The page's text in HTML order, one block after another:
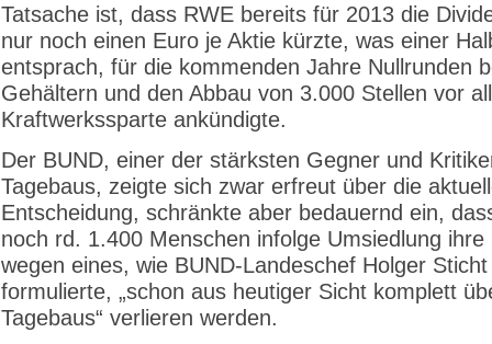
Tatsache ist, dass RWE bereits für 2013 die
nur noch einen Euro je Aktie kürzte, was einer
entsprach, für die kommenden Jahre Nullrunden
Gehältern und den Abbau von 3.000 Stellen vor
Kraftwerkssparte ankündigte.
Der BUND, einer der stärksten Gegner und
Tagebaus, zeigte sich zwar erfreut über die
Entscheidung, schränkte aber bedauernd ein,
noch rd. 1.400 Menschen infolge Umsiedlung ihre
wegen eines, wie BUND-Landeschef Holger
formulierte, „schon aus heutiger Sicht komplett
Tagebaus“ verlieren werden.